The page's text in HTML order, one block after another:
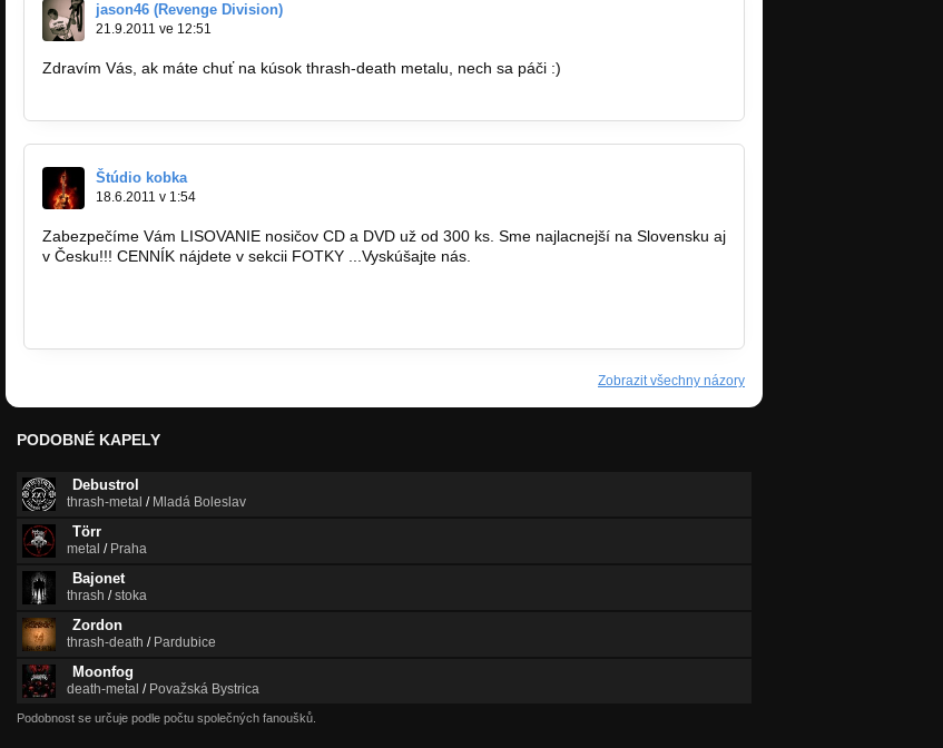
jason46 (Revenge Division)
21.9.2011 ve 12:51
Zdravím Vás, ak máte chuť na kúsok thrash-death metalu, nech sa páči :)
Štúdio kobka
18.6.2011 v 1:54
Zabezpečíme Vám LISOVANIE nosičov CD a DVD už od 300 ks. Sme najlacnejší na Slovensku aj
v Česku!!! CENNÍK nájdete v sekcii FOTKY ...Vyskúšajte nás.
Zobrazit všechny názory
PODOBNÉ KAPELY
Debustrol
thrash-metal / Mladá Boleslav
Törr
metal / Praha
Bajonet
thrash /stoka
Zordon
thrash-death / Pardubice
Moonfog
death-metal / Považská Bystrica
Podobnost se určuje podle počtu společných fanoušků.